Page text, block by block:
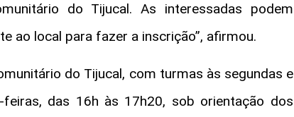
do Tijucal. As interessadas podem
ao local para fazer a inscrição”, afirmou.
do Tijucal, com turmas às segundas e
das 16h às 17h20, sob orientação dos